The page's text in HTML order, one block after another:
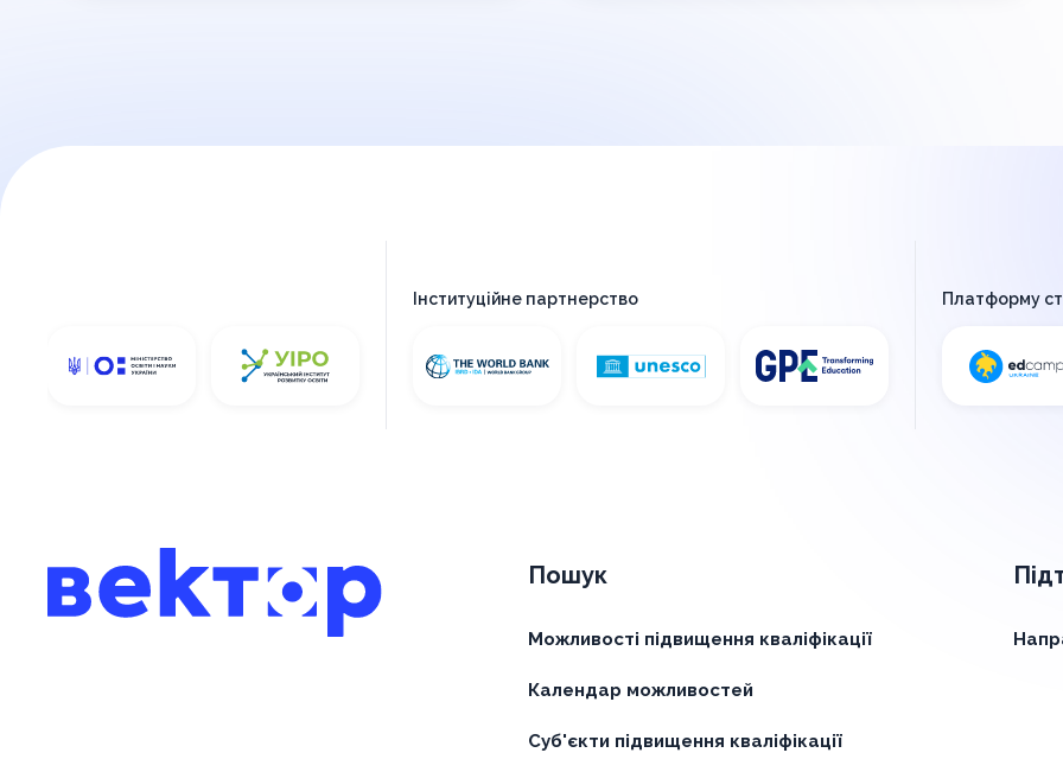
Пошук
Можливості підвищення кваліфікації
Календар можливостей
Суб'єкти підвищення кваліфікації
Інституційне партнерство Платформу